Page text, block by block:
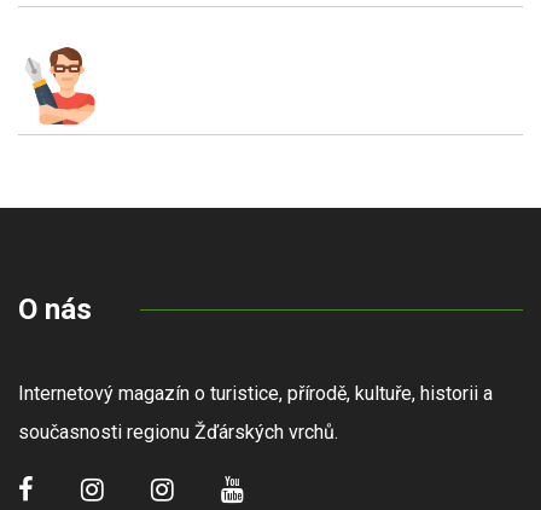
O nás
Internetový magazín o turistice, přírodě, kultuře, historii a
současnosti regionu Žďárských vrchů.